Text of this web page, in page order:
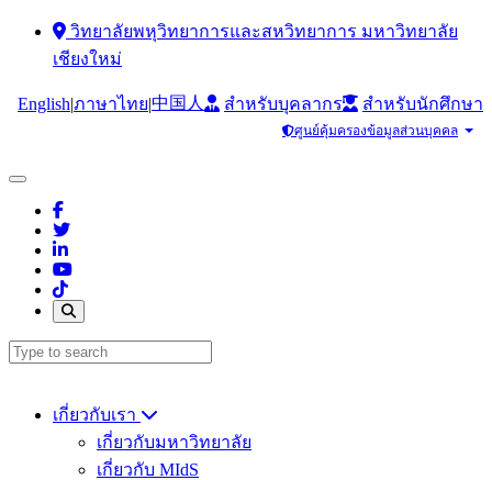
วิทยาลัยพหุวิทยาการและสหวิทยาการ มหาวิทยาลัย
เชียงใหม่
English|ภาษาไทย|中国人 สำหรับบุคลากร สำหรับนักศึกษา
ศูนย์คุ้มครองข้อมูลส่วนบุคคล
เกี่ยวกับเรา
เกี่ยวกับมหาวิทยาลัย
เกี่ยวกับ MIdS